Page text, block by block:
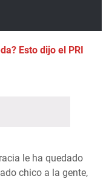
Esto dijo el PRI
le ha quedado
chico a la gente,